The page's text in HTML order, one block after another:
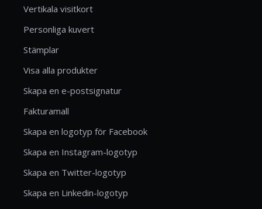
Vertikala visitkort
Personliga kuvert
Stämplar
Visa alla produkter
Skapa en e-postsignatur
Fakturamall
Skapa en logotyp för Facebook
Skapa en Instagram-logotyp
Skapa en Twitter-logotyp
Skapa en Linkedin-logotyp